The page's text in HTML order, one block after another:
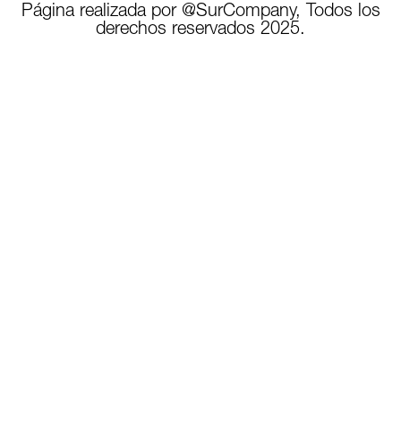
Página realizada por @SurCompany, Todos los
derechos reservados 2025.